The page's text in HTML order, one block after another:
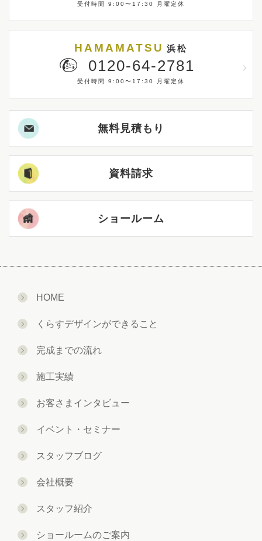
受付時間 9:00〜17:30 月曜定休
HAMAMATSU 浜松
0120-64-2781
受付時間 9:00〜17:30 月曜定休
無料見積もり
資料請求
ショールーム
HOME
くらすデザインができること
完成までの流れ
施工実績
お客さまインタビュー
イベント・セミナー
スタッフブログ
会社概要
スタッフ紹介
ショールームのご案内